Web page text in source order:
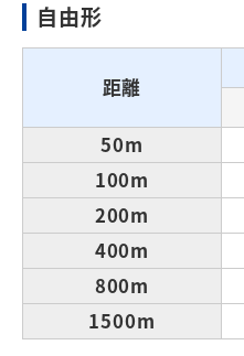
自由形
距離
50m
100m
200m
400m
800m
1500m